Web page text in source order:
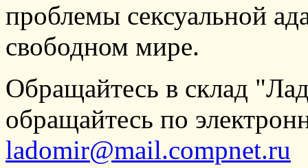
проблемы сексуальной
свободном мире.
Обращайтесь в склад
обращайтесь по
ladomir@mail.compnet.ru